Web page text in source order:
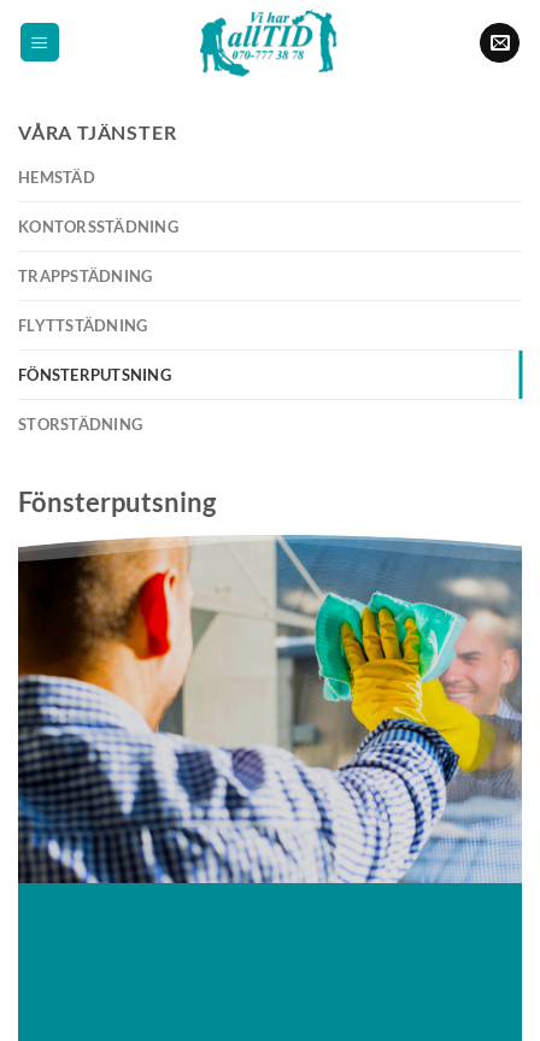
VÅRA TJÄNSTER
HEMSTÄD
KONTORSSTÄDNING
TRAPPSTÄDNING
FLYTTSTÄDNING
FÖNSTERPUTSNING
STORSTÄDNING
Fönsterputsning